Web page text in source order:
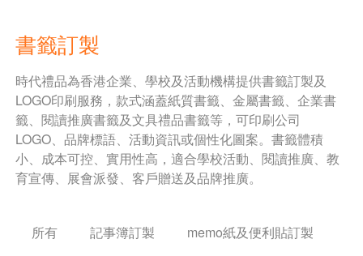
書籤訂製
時代禮品為香港企業、學校及活動機構提供書籤訂製及
LOGO印刷服務，款式涵蓋紙質書籤、金屬書籤、企業書
籤、閱讀推廣書籤及文具禮品書籤等，可印刷公司
LOGO、品牌標語、活動資訊或個性化圖案。書籤體積
小、成本可控、實用性高，適合學校活動、閱讀推廣、教
育宣傳、展會派發、客戶贈送及品牌推廣。
所有 記事簿訂製
memo紙及便利貼訂製